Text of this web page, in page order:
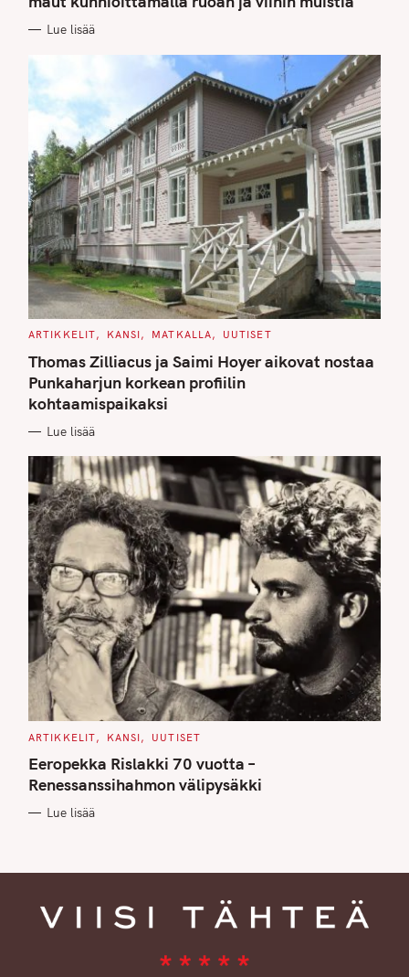
O
I
Lue lisää
C
T
E
G
O
R
I
S
ARTIKKELIT KANSI MATKALLA UUTISET
Thomas Zilliacus ja Saimi Hoyer aikovat nostaa
Punkaharjun korkean profiilin
kohtaamispaikaksi
Lue lisää
C
T
E
G
O
I
ARTIKKELIT KANSI UUTISET
Eeropekka Rislakki 70 vuotta –
Renessanssihahmon välipysäkki
Lue lisää